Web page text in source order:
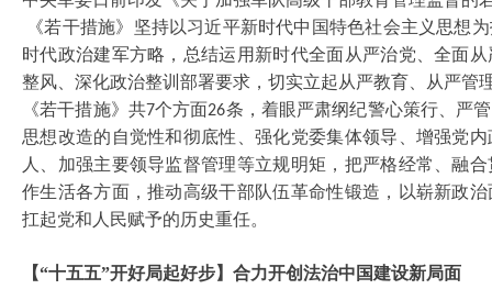
《若干措施》坚持以习近平新时代中国特色社会主义思想
时代政治建军方略，总结运用新时代全面从严治党、全面
整风、深化政治整训部署要求，切实立起从严教育、从严管
《若干措施》共7个方面26条，着眼严肃纲纪警心策行、严
思想改造的自觉性和彻底性、强化党委集体领导、增强党
人、加强主要领导监督管理等立规明矩，把严格经常、融
作生活各方面，推动高级干部队伍革命性锻造，以崭新政
扛起党和人民赋予的历史重任。
【“十五五”开好局起好步】合力开创法治中国建设新局面